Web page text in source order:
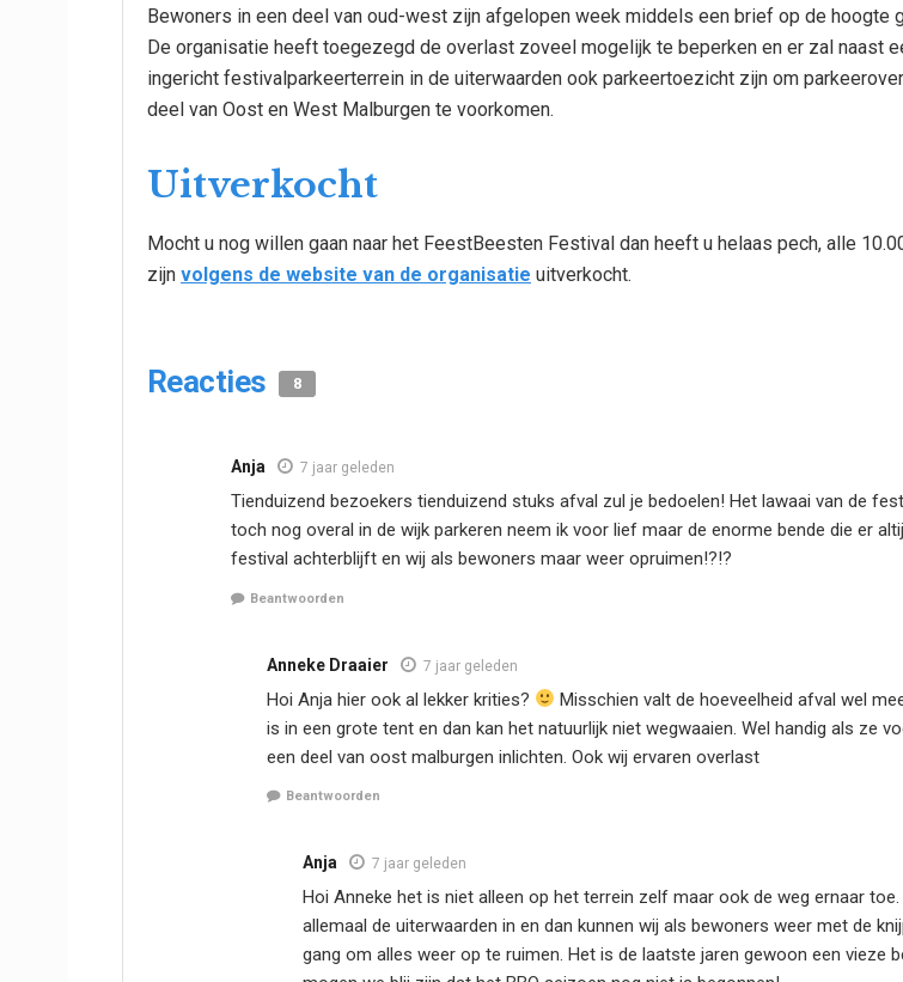
Bewoners in een deel van oud-west zijn afgelopen week middels een brief op de hoogte
De organisatie heeft toegezegd de overlast zoveel mogelijk te beperken en er zal naast
ingericht festivalparkeerterrein in de uiterwaarden ook parkeertoezicht zijn om
deel van Oost en West Malburgen te voorkomen.
Uitverkocht
Mocht u nog willen gaan naar het FeestBeesten Festival dan heeft u helaas pech, alle
zijn volgens de website van de organisatie uitverkocht.
Reacties 8
Anja 7 jaar geleden
Tienduizend bezoekers tienduizend stuks afval zul je bedoelen! Het lawaai van de
toch nog overal in de wijk parkeren neem ik voor lief maar de enorme bende die er
festival achterblijft en wij als bewoners maar weer opruimen!?!?
Beantwoorden
Anneke Draaier 7 jaar geleden
Hoi Anja hier ook al lekker krities?
Misschien valt de hoeveelheid afval wel
is in een grote tent en dan kan het natuurlijk niet wegwaaien. Wel handig als ze
een deel van oost malburgen inlichten. Ook wij ervaren overlast
Beantwoorden
Anja 7 jaar geleden
Hoi Anneke het is niet alleen op het terrein zelf maar ook de weg ernaar
allemaal de uiterwaarden in en dan kunnen wij als bewoners weer met de
gang om alles weer op te ruimen. Het is de laatste jaren gewoon een vieze